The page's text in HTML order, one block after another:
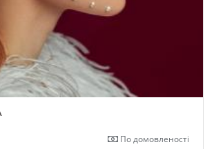
По домовленості